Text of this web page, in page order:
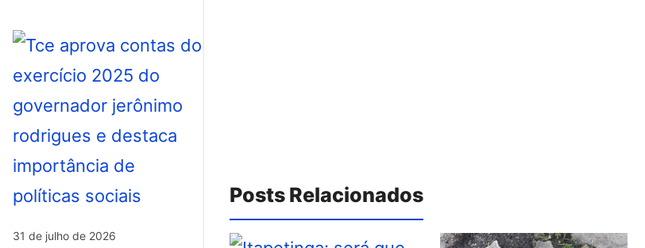
31 de julho de 2026
Posts Relacionados